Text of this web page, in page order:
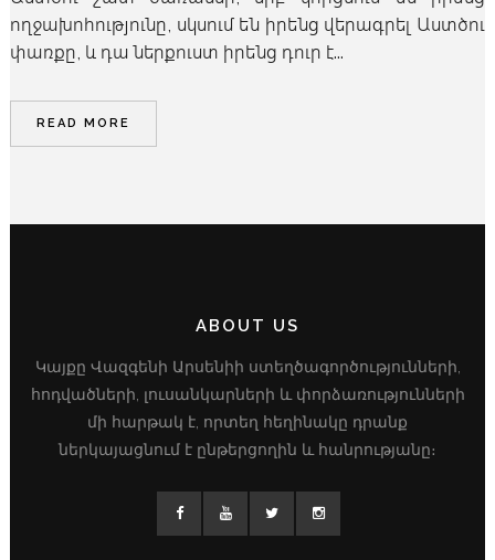
ողջախոհությունը, սկսում են իրենց վերագրել Աստծու
փառքը, և դա ներքուստ իրենց դուր է...
READ MORE
ABOUT US
Կայքը Վազգենի Արսենիի ստեղծագործությունների,
հոդվածների, լուսանկարների և փորձառությունների
մի հարթակ է, որտեղ հեղինակը դրանք
ներկայացնում է ընթերցողին և հանրությանը։